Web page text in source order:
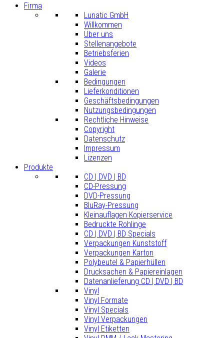
Firma
Lunatic GmbH
Willkommen
Über uns
Stellenangebote
Betriebsferien
Videos
Galerie
Bedingungen
Lieferkonditionen
Geschäftsbedingungen
Nutzungsbedingungen
Rechtliche Hinweise
Copyright
Datenschutz
Impressum
Lizenzen
Produkte
CD | DVD | BD
CD-Pressung
DVD-Pressung
BluRay-Pressung
Kleinauflagen Kopierservice
Bedruckte Rohlinge
CD | DVD | BD Specials
Verpackungen Kunststoff
Verpackungen Karton
Polybeutel & Papierhüllen
Drucksachen & Papiereinlagen
Datenanlieferung CD | DVD | BD
Vinyl
Vinyl Formate
Vinyl Specials
Vinyl Verpackungen
Vinyl Etiketten